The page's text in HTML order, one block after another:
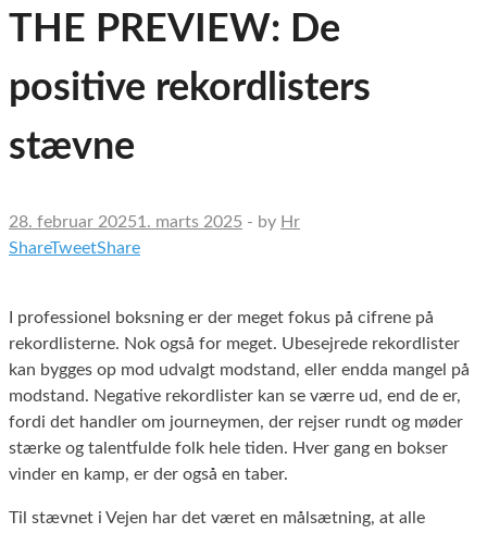
THE PREVIEW: De
positive rekordlisters
stævne
28. februar 20251. marts 2025 - by Hr
ShareTweetShare
I professionel boksning er der meget fokus på cifrene på
rekordlisterne. Nok også for meget. Ubesejrede rekordlister
kan bygges op mod udvalgt modstand, eller endda mangel på
modstand. Negative rekordlister kan se værre ud, end de er,
fordi det handler om journeymen, der rejser rundt og møder
stærke og talentfulde folk hele tiden. Hver gang en bokser
vinder en kamp, er der også en taber.
Til stævnet i Vejen har det været en målsætning, at alle